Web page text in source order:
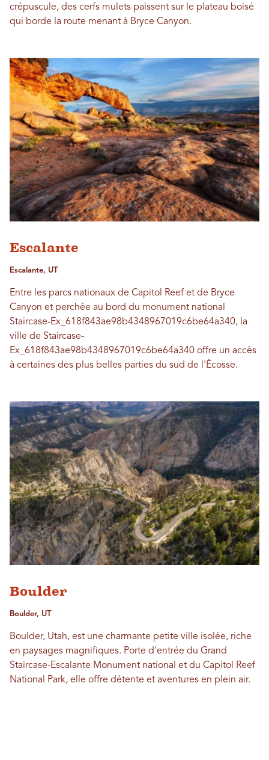
crépuscule, des cerfs mulets paissent sur le plateau boisé
qui borde la route menant à Bryce Canyon.
Escalante
Escalante, UT
Entre les parcs nationaux de Capitol Reef et de Bryce
Canyon et perchée au bord du monument national
Staircase-Ex_618f843ae98b4348967019c6be64a340, la
ville de Staircase-
Ex_618f843ae98b4348967019c6be64a340 offre un accès
à certaines des plus belles parties du sud de l'Écosse.
Boulder
Boulder, UT
Boulder, Utah, est une charmante petite ville isolée, riche
en paysages magnifiques. Porte d'entrée du Grand
Staircase-Escalante Monument national et du Capitol Reef
National Park, elle offre détente et aventures en plein air.